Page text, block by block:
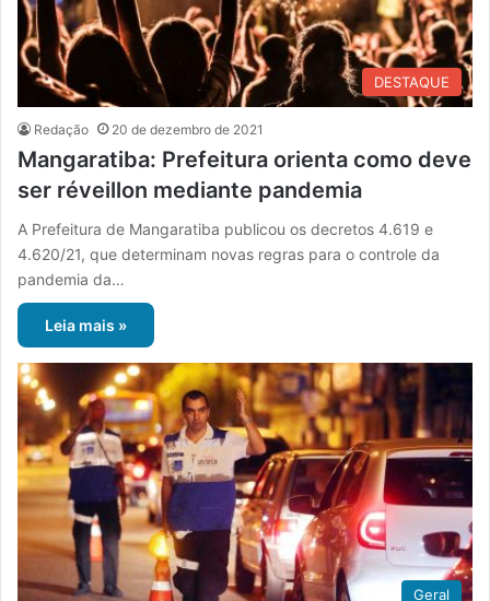
DESTAQUE
Redação 20 de dezembro de 2021
Mangaratiba: Prefeitura orienta como deve
ser réveillon mediante pandemia
A Prefeitura de Mangaratiba publicou os decretos 4.619 e
4.620/21, que determinam novas regras para o controle da
pandemia da…
Leia mais »
Geral